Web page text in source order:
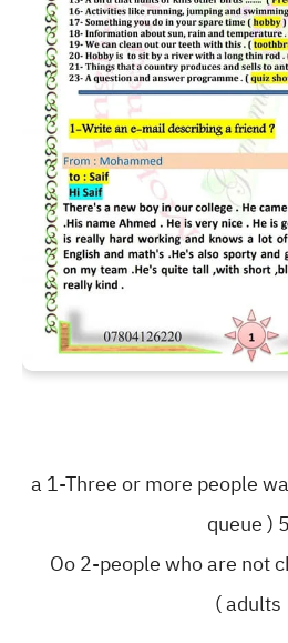
‎a 1-Three or more people
queue ) 5
Oo 2-people who are not
adults )